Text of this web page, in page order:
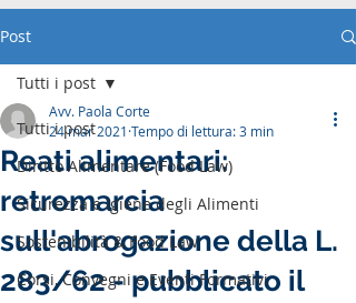
Post
Tutti i post
Diritto Alimentare (Food Law)
Sicurezza e Igiene degli Alimenti
Sostenibilità & Food Law
Corsi, Convegni e Eventi Formativi
Tutti i post
Reati alimentari:
retromarcia
sull'abrogazione della L.
283/62 - pubblicato il
Avv. Paola Corte
24 mar 2021 Tempo di lettura: 3 min